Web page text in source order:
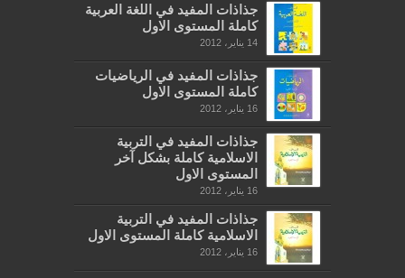
جذاذات المفيد في اللغة العربية
كاملة المستوى الاول
14 يناير، 2012
جذاذات المفيد في الرياضيات
كاملة المستوى الاول
16 يناير، 2012
جذاذات المفيد في التربية
الاسلامية كاملة بشكل آخر
المستوى الاول
16 يناير، 2012
جذاذات المفيد في التربية
الاسلامية كاملة المستوى الاول
16 يناير، 2012